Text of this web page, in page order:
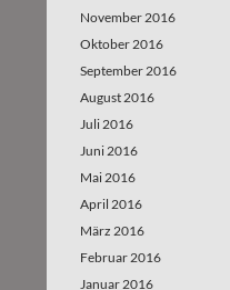
November 2016
Oktober 2016
September 2016
August 2016
Juli 2016
Juni 2016
Mai 2016
April 2016
März 2016
Februar 2016
Januar 2016